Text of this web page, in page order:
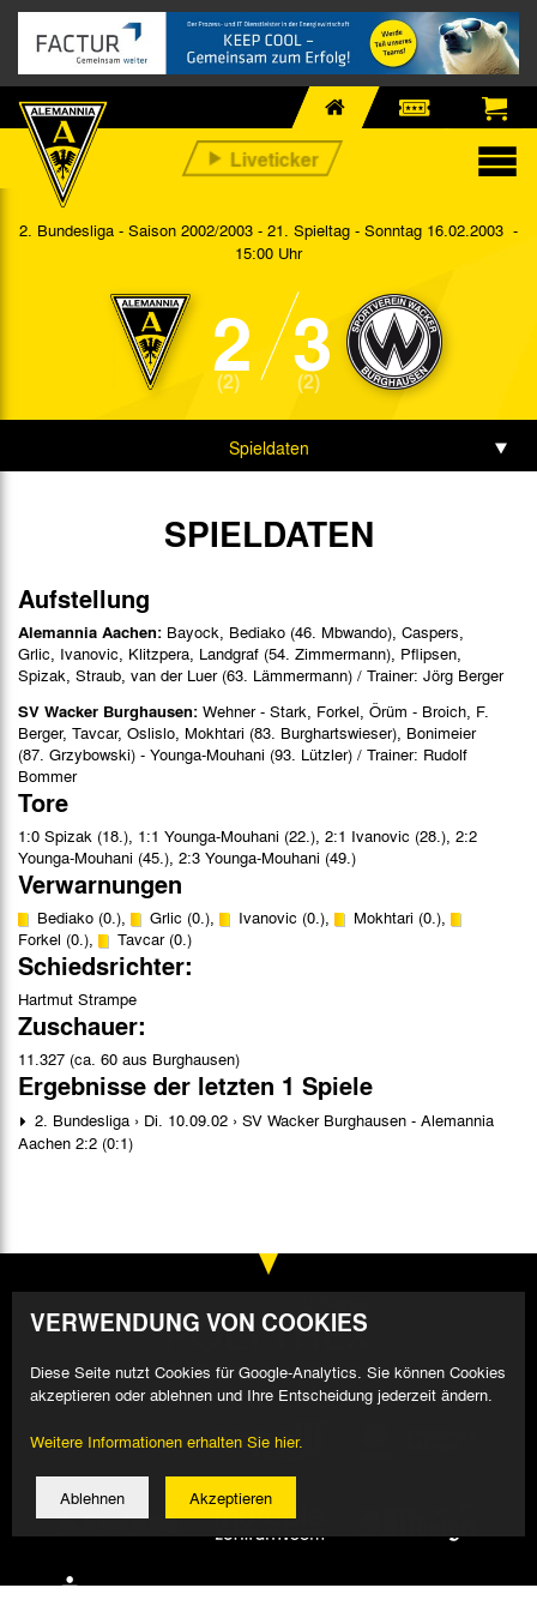
2. Bundesliga - Saison 2002/2003 - 21. Spieltag - Sonntag 16.02.2003 -
15:00 Uhr
2
(2) 3
(2)
Spieldaten
SPIELDATEN
Aufstellung
Alemannia Aachen: Bayock, Bediako (46. Mbwando), Caspers,
Grlic, Ivanovic, Klitzpera, Landgraf (54. Zimmermann), Pflipsen,
Spizak, Straub, van der Luer (63. Lämmermann) / Trainer: Jörg Berger
SV Wacker Burghausen: Wehner - Stark, Forkel, Örüm - Broich, F.
Berger, Tavcar, Oslislo, Mokhtari (83. Burghartswieser), Bonimeier
(87. Grzybowski) - Younga-Mouhani (93. Lützler) / Trainer: Rudolf
Bommer
Tore
1:0 Spizak (18.), 1:1 Younga-Mouhani (22.), 2:1 Ivanovic (28.), 2:2
Younga-Mouhani (45.), 2:3 Younga-Mouhani (49.)
Verwarnungen
Bediako (0.), Grlic (0.), Ivanovic (0.),
Mokhtari (0.),
Forkel (0.),
Tavcar (0.)
Schiedsrichter:
Hartmut Strampe
Zuschauer:
11.327 (ca. 60 aus Burghausen)
Ergebnisse der letzten 1 Spiele
2. Bundesliga › Di. 10.09.02 › SV Wacker Burghausen - Alemannia
Aachen 2:2 (0:1)
VERWENDUNG VON COOKIES
Diese Seite nutzt Cookies für Google-Analytics. Sie können Cookies
akzeptieren oder ablehnen und Ihre Entscheidung jederzeit ändern.
Weitere Informationen erhalten Sie hier.
Ablehnen Akzeptieren